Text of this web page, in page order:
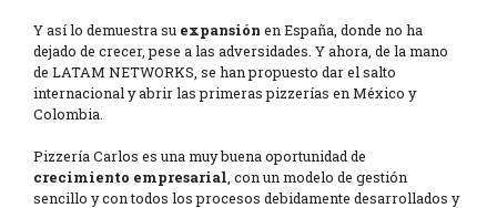
Y así lo demuestra su expansión en España, donde no ha
dejado de crecer, pese a las adversidades. Y ahora, de la mano
de LATAM NETWORKS, se han propuesto dar el salto
internacional y abrir las primeras pizzerías en México y
Colombia.
Pizzería Carlos es una muy buena oportunidad de
crecimiento empresarial , con un modelo de gestión
sencillo y con todos los procesos debidamente desarrollados y